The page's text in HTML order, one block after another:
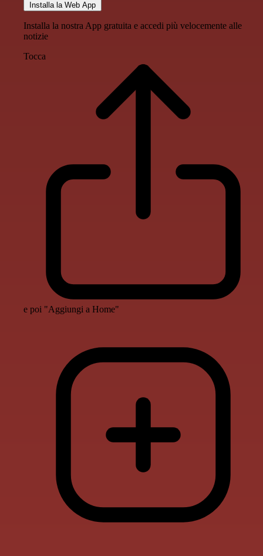
Installa la Web App
Installa la nostra App gratuita e accedi più velocemente alle
notizie
Tocca
e poi "Aggiungi a Home"